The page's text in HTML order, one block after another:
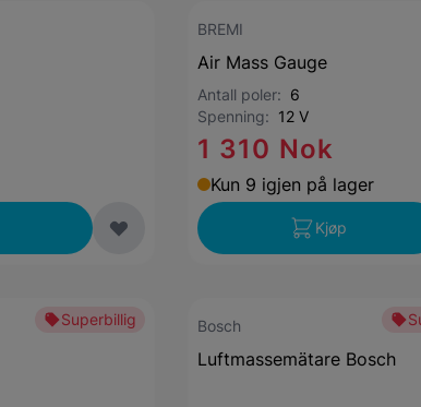
BREMI
Air Mass Gauge
Antall poler: 6
Spenning: 12 V
1 310 Nok
Kun 9 igjen på lager
Kjøp
Superbillig Bosch
Luftmassemätare Bosch